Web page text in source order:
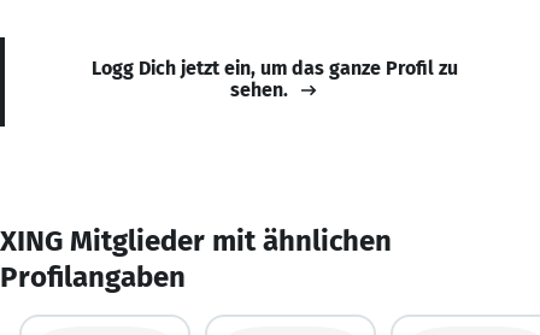
Logg Dich jetzt ein, um das ganze Profil zu
sehen.
XING Mitglieder mit ähnlichen
Profilangaben